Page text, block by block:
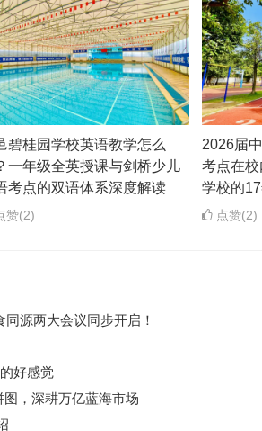
碧桂园学校英语教学怎么
一年级全英授课与剑桥少儿
考点的双语体系深度解读
赞(2)
2026届
考点在
学校的
点赞(2)
源两大会议同步开启！
好感觉
图，深耕万亿蓝海市场